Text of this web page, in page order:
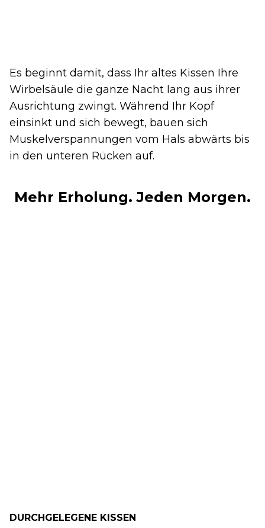
Es beginnt damit, dass Ihr altes Kissen Ihre
Wirbelsäule die ganze Nacht lang aus ihrer
Ausrichtung zwingt. Während Ihr Kopf
einsinkt und sich bewegt, bauen sich
Muskelverspannungen vom Hals abwärts bis
in den unteren Rücken auf.
Mehr Erholung. Jeden Morgen.
DURCHGELEGENE KISSEN